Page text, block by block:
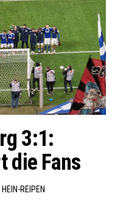
3:1:
die Fans
REIPEN